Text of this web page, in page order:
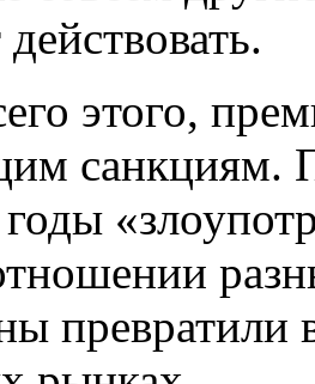
этого,
превратили